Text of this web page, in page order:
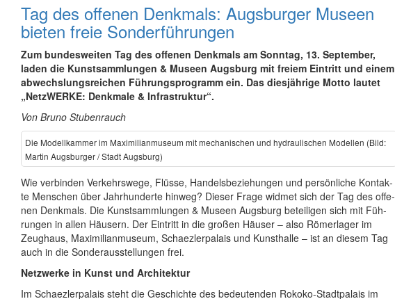
Tag des offenen Denkmals: Augsburger Museen
bieten freie Sonderführungen
Zum bun­des­wei­ten Tag des offe­nen Denk­mals am Sonn­tag, 13. Sep­tem­ber,
laden die Kunst­samm­lun­gen & Muse­en Augs­burg mit frei­em Ein­tritt und einem
ab­wechs­lungs­rei­chen Füh­rungs­pro­gramm ein. Das dies­jäh­ri­ge Mot­to lau­tet
„Netz­WER­KE: Denk­ma­le & Infra­struk­tur“.
Von Bruno Stubenrauch
Die Modell­kam­mer im Maxi­mi­li­an­mu­se­um mit me­cha­ni­schen und hy­drau­li­schen Mo­del­len (Bild:
Mar­tin Augs­bur­ger / Stadt Augs­burg)
Wie ver­bin­den Ver­kehrs­we­ge, Flüs­se, Han­dels­be­zie­hun­gen und per­sön­li­che Kon­tak­
te Men­schen über Jahr­hun­der­te hin­weg? Die­ser Fra­ge wid­met sich der Tag des offe­
nen Denk­mals. Die Kunst­samm­lun­gen & Muse­en Augs­burg be­tei­li­gen sich mit Füh­
run­gen in allen Häu­sern. Der Ein­tritt in die gro­ßen Häu­ser – also Rö­mer­la­ger im
Zeug­haus, Maxi­mi­li­an­mu­se­um, Schaez­ler­pa­lais und Kunst­hal­le – ist an die­sem Tag
auch in die Son­der­aus­stel­lun­gen frei.
Netz­wer­ke in Kunst und Ar­chi­tek­tur
Im Schaez­ler­pa­lais steht die Ge­schich­te des be­deu­ten­den Ro­ko­ko-Stadt­pa­lais im